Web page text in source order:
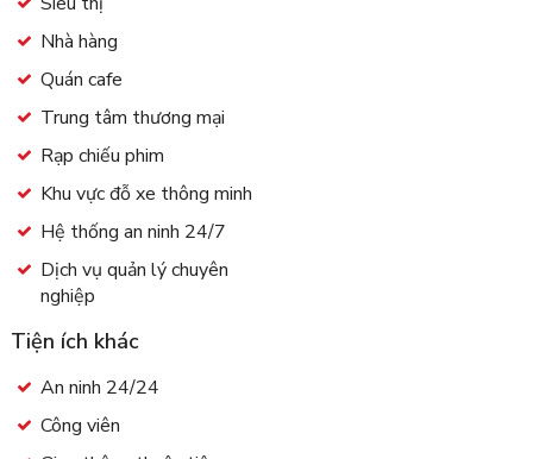
Nhà hàng
Quán cafe
Trung tâm thương mại
Rạp chiếu phim
Khu vực đỗ xe thông minh
Hệ thống an ninh 24/7
Dịch vụ quản lý chuyên
nghiệp
Tiện ích khác
An ninh 24/24
Công viên